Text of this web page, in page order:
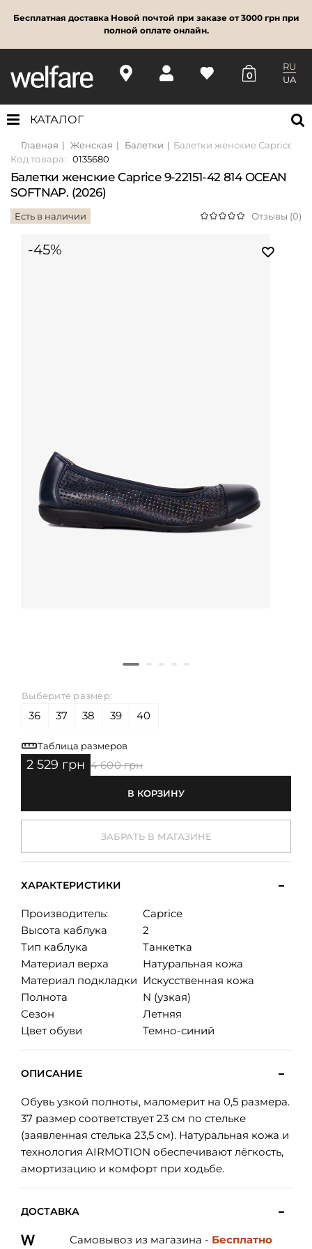
Бесплатная доставка Новой почтой при заказе от 3000 грн при
полной оплате онлайн.
0
RU
UA
КАТАЛОГ
Главная Женская Балетки
Балетки женские Caprice 9-
Код товара: 0135680
Балетки женские Caprice 9-22151-42 814 OCEAN
SOFTNAP. (2026)
Есть в наличии Отзывы (0)
-45%
Выберите размер:
36 37 38 39 40
Таблица размеров
2 529 грн 4 600 грн
В КОРЗИНУ
ЗАБРАТЬ В МАГАЗИНЕ
ХАРАКТЕРИСТИКИ
Производитель:
Caprice
Высота каблука
2
Тип каблука
Танкетка
Материал верха
Натуральная кожа
Материал подкладки Искусственная кожа
Полнота
N (узкая)
Сезон
Летняя
Цвет обуви
Темно-синий
ОПИСАНИЕ
Обувь узкой полноты, маломерит на 0,5 размера.
37 размер соответствует 23 см по стельке
(заявленная стелька 23,5 см). Натуральная кожа и
технология AIRMOTION обеспечивают лёгкость,
амортизацию и комфорт при ходьбе.
ДОСТАВКА
Самовывоз из магазина - Бесплатно